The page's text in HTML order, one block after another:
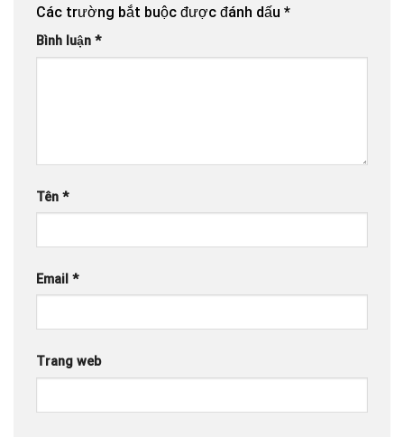
Các trường bắt buộc được đánh dấu *
Bình luận *
Tên *
Email *
Trang web